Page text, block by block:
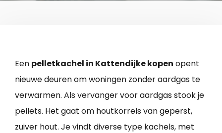
Een pelletkachel in Kattendijke kopen opent
nieuwe deuren om woningen zonder aardgas te
verwarmen. Als vervanger voor aardgas stook je
pellets. Het gaat om houtkorrels van geperst,
zuiver hout. Je vindt diverse type kachels, met